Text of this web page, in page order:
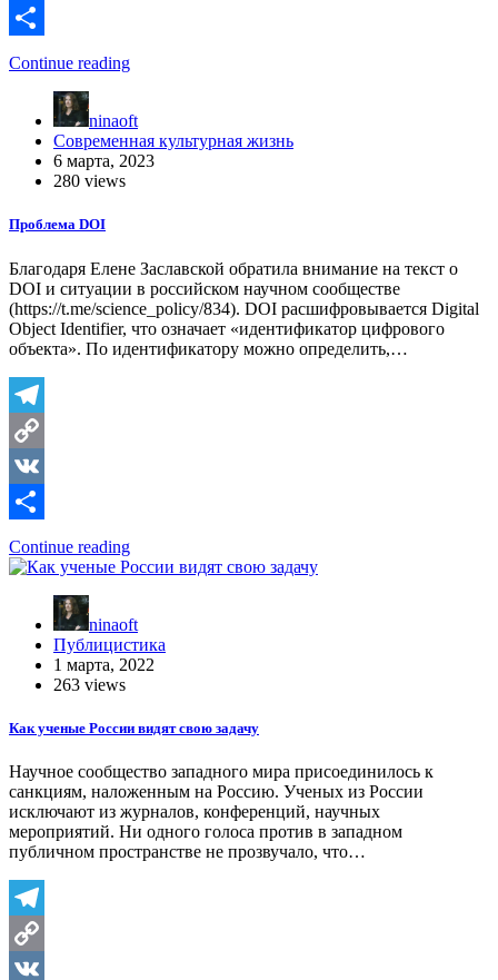
Link
VK
Отправить
Continue reading
ninaoft
Современная культурная жизнь
6 марта, 2023
280 views
Проблема DOI
Благодаря Елене Заславской обратила внимание на текст о
DOI и ситуации в российском научном сообществе
(https://t.me/science_policy/834). DOI расшифровывается Digital
Object Identifier, что означает «идентификатор цифрового
объекта». По идентификатору можно определить,…
Telegram
Copy
Link
VK
Отправить
Continue reading
ninaoft
Публицистика
1 марта, 2022
263 views
Как ученые России видят свою задачу
Научное сообщество западного мира присоединилось к
санкциям, наложенным на Россию. Ученых из России
исключают из журналов, конференций, научных
мероприятий. Ни одного голоса против в западном
публичном пространстве не прозвучало, что…
Telegram
Copy